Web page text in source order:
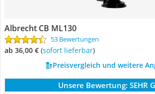
Albrecht CB ML130
53 Bewertungen
ab 36,00 € ( Sofort lieferbar)
Preisvergleich und weitere
Unsere Bewertung: SEHR